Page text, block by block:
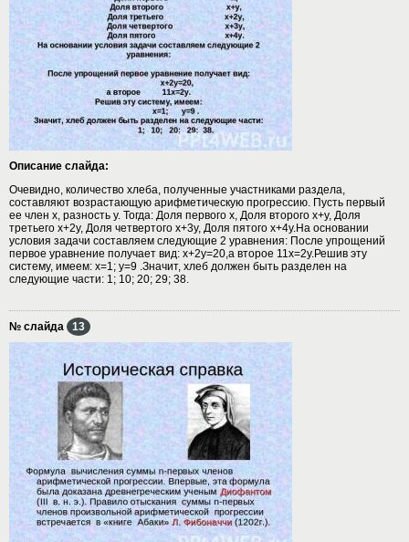
Описание слайда:
Очевидно, количество хлеба, полученные участниками раздела,
составляют возрастающую арифметическую прогрессию. Пусть первый
ее член x, разность y. Тогда: Доля первого x, Доля второго x+y, Доля
третьего x+2y, Доля четвертого x+3y, Доля пятого x+4у.На основании
условия задачи составляем следующие 2 уравнения: После упрощений
первое уравнение получает вид: x+2y=20,а второе 11x=2y.Решив эту
систему, имеем: x=1; y=9 .Значит, хлеб должен быть разделен на
следующие части: 1; 10; 20; 29; 38.
№ слайда 13